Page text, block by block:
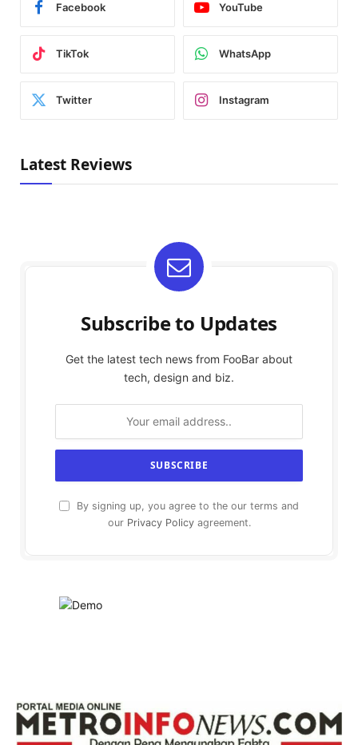
Facebook YouTube
TikTok WhatsApp
Twitter Instagram
Latest Reviews
Subscribe to Updates
Get the latest tech news from FooBar about
tech, design and biz.
By signing up, you agree to the our terms and
our Privacy Policyagreement.